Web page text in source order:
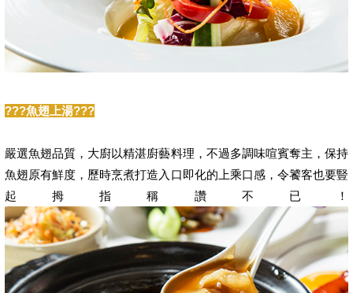
???魚翅上湯???
嚴選魚翅品質，大廚以精湛廚藝料理，不過多調味喧賓奪主，保持
魚翅原有鮮度，歷時烹煮打造入口即化的上乘口感，令饕客也要豎
起拇指稱讚不已！